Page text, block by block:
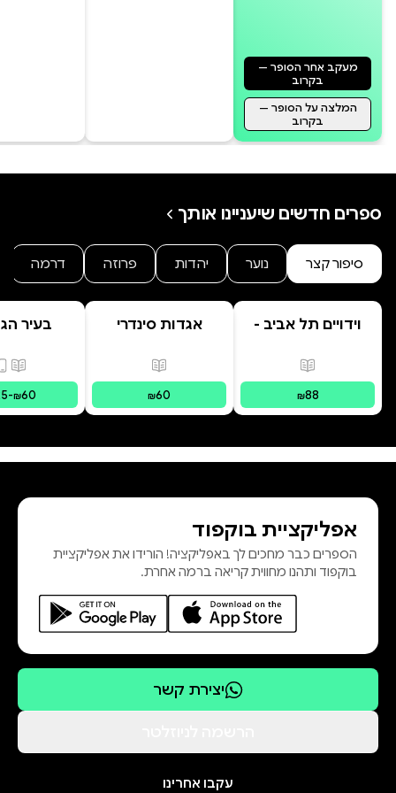
מעקב אחר הסופר —
בקרוב
המלצה על הסופר —
בקרוב
ספרים חדשים שיעניינו אותך
סיפור קצר נוער יהדות פרוזה דרמה
וידויים תל אביב -
פורמטים זמינים
מודפס
₪88
אגדות סינדרי
פורמטים זמינים
מודפס
₪60
בעיר
-₪60
אפליקציית בוקפוד
הספרים כבר מחכים לך באפליקציה! הורידו את אפליקציית
בוקפוד ותהנו מחווית קריאה ברמה אחרת.
יצירת קשר
עקבו אחרינו